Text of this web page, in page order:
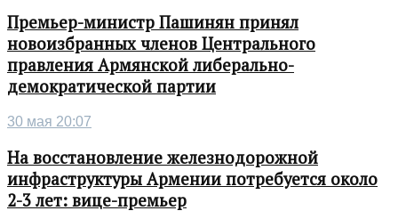
Премьер-министр Пашинян принял
новоизбранных членов Центрального
правления Армянской либерально-
демократической партии
30 мая 20:07
На восстановление железнодорожной
инфраструктуры Армении потребуется около
2-3 лет: вице-премьер